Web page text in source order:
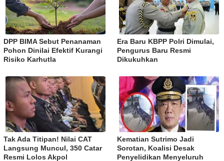
DPP BIMA Sebut Penanaman
Pohon Dinilai Efektif Kurangi
Risiko Karhutla
Era Baru KBPP Polri Dimulai,
Pengurus Baru Resmi
Dikukuhkan
Tak Ada Titipan! Nilai CAT
Langsung Muncul, 350 Catar
Resmi Lolos Akpol
Kematian Sutrimo Jadi
Sorotan, Koalisi Desak
Penyelidikan Menyeluruh